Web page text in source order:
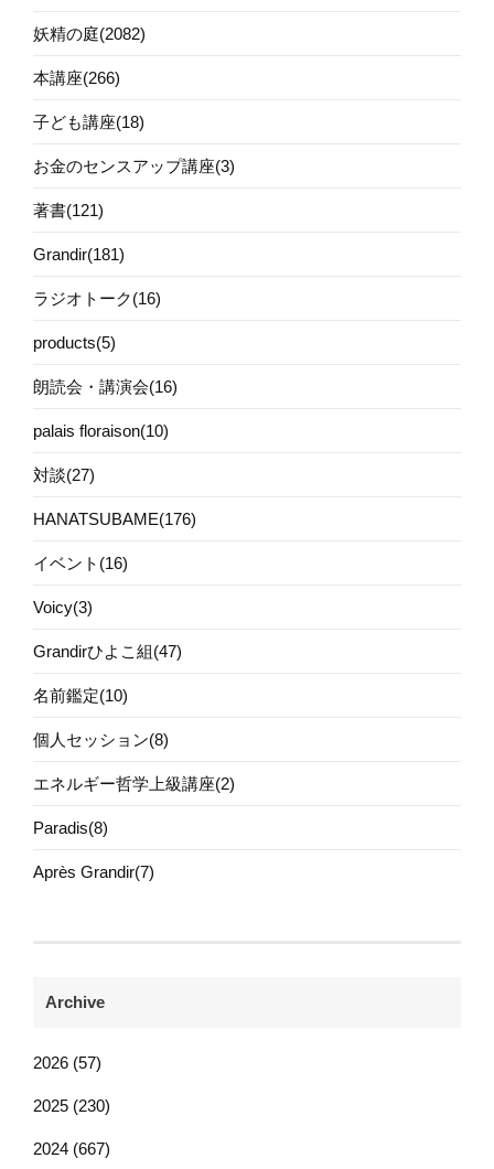
妖精の庭(2082)
本講座(266)
子ども講座(18)
お金のセンスアップ講座(3)
著書(121)
Grandir(181)
ラジオトーク(16)
products(5)
朗読会・講演会(16)
palais floraison(10)
対談(27)
HANATSUBAME(176)
イベント(16)
Voicy(3)
Grandirひよこ組(47)
名前鑑定(10)
個人セッション(8)
エネルギー哲学上級講座(2)
Paradis(8)
Après Grandir(7)
Archive
2026 (57)
2025 (230)
2024 (667)